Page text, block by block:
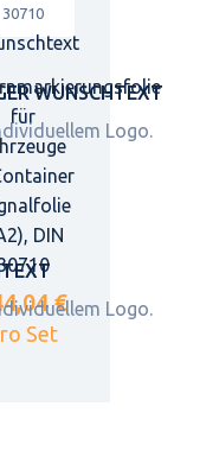
WUNSCHTEXT
Logo.
Logo.
für
DIN
€
Set